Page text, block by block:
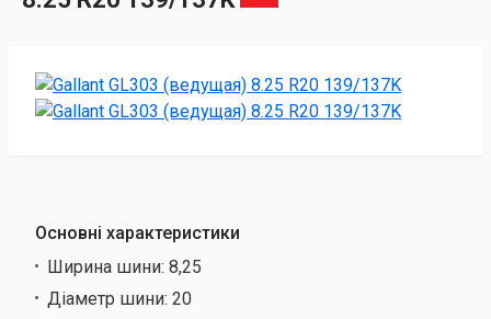
Основні характеристики
Ширина шини: 8,25
Діаметр шини: 20